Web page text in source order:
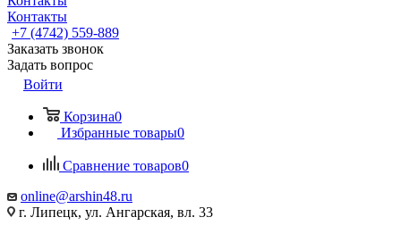
Контакты
+7 (4742) 559-889
Заказать звонок
Задать вопрос
Войти
Корзина0
Избранные товары0
Сравнение товаров0
online@arshin48.ru
г. Липецк, ул. Ангарская, вл. 33